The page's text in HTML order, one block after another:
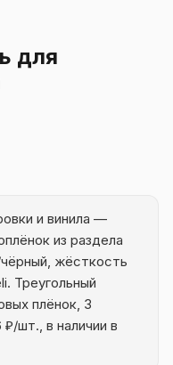
для
и винила —
из раздела
жёсткость
Треугольный
плёнок, 3
шт., в наличии в